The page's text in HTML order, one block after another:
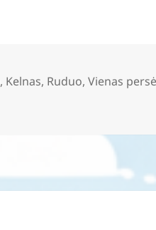
, Kelnas, Ruduo,Vienas